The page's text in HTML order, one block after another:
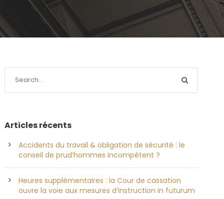
Articles récents
Accidents du travail & obligation de sécurité : le
conseil de prud’hommes incompétent ?
Heures supplémentaires : la Cour de cassation
ouvre la voie aux mesures d’instruction in futurum